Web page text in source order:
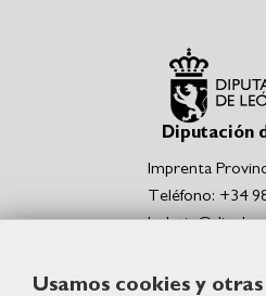
Usamos cookies y
Diputación
Imprenta
Teléfono: +34
Portal de la